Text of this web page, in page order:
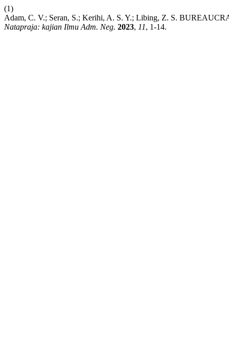
(1)
Adam, C. V.; Seran, S.; Kerihi, A. S. Y.; Libing, Z. S.
Natapraja: kajian Ilmu Adm. Neg. 2023, 11, 1-14.